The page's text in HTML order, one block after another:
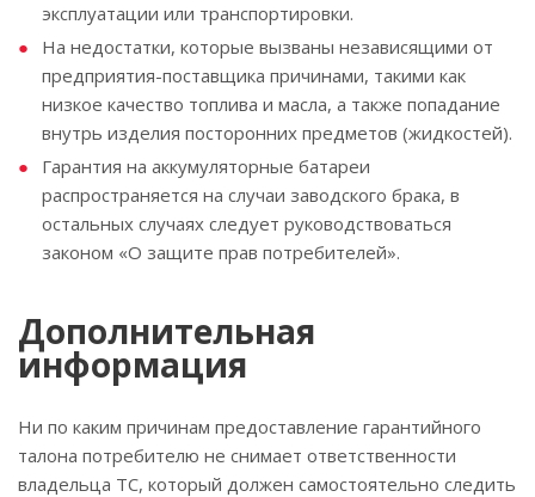
эксплуатации или транспортировки.
На недостатки, которые вызваны независящими от
предприятия-поставщика причинами, такими как
низкое качество топлива и масла, а также попадание
внутрь изделия посторонних предметов (жидкостей).
Гарантия на аккумуляторные батареи
распространяется на случаи заводского брака, в
остальных случаях следует руководствоваться
законом «О защите прав потребителей».
Дополнительная
информация
Ни по каким причинам предоставление гарантийного
талона потребителю не снимает ответственности
владельца ТС, который должен самостоятельно следить